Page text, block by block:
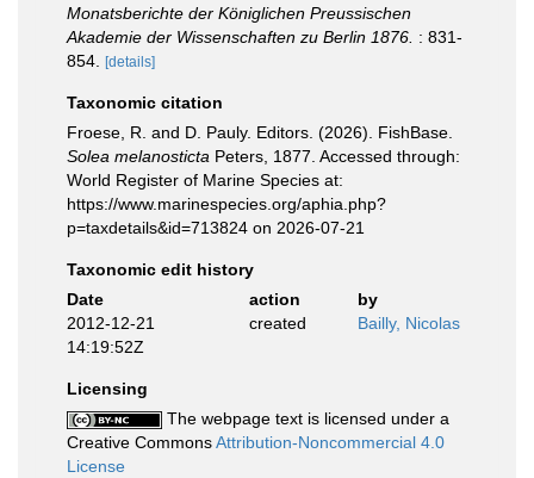
Monatsberichte der Königlichen Preussischen
Akademie der Wissenschaften zu Berlin 1876. : 831-
854.
[details]
Taxonomic citation
Froese, R. and D. Pauly. Editors. (2026). FishBase.
Solea melanosticta Peters, 1877. Accessed through:
World Register of Marine Species at:
https://www.marinespecies.org/aphia.php?
p=taxdetails&id=713824 on 2026-07-21
Taxonomic edit history
Date
action
by
2012-12-21
14:19:52Z
created Bailly, Nicolas
Licensing
The webpage text is licensed under a
Creative CommonsAttribution-Noncommercial 4.0
License